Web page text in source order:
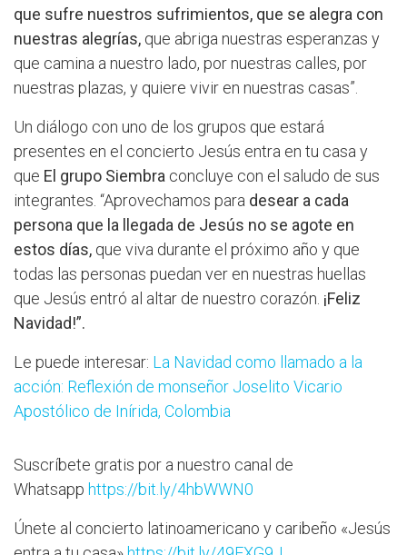
que sufre nuestros sufrimientos, que se alegra con
nuestras alegrías, que abriga nuestras esperanzas y
que camina a nuestro lado, por nuestras calles, por
nuestras plazas, y quiere vivir en nuestras casas”.
Un diálogo con uno de los grupos que estará
presentes en el concierto Jesús entra en tu casa y
que El grupo Siembra concluye con el saludo de sus
integrantes. “Aprovechamos para desear a cada
persona que la llegada de Jesús no se agote en
estos días, que viva durante el próximo año y que
todas las personas puedan ver en nuestras huellas
que Jesús entró al altar de nuestro corazón. ¡Feliz
Navidad!”.
Le puede interesar: La Navidad como llamado a la
acción: Reflexión de monseñor Joselito Vicario
Apostólico de Inírida, Colombia
Suscríbete gratis por a nuestro canal de
Whatsapp https://bit.ly/4hbWWN0
Únete al concierto latinoamericano y caribeño «Jesús